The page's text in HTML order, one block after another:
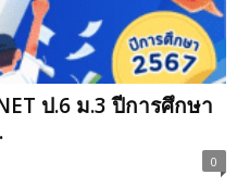
ป.6 ม.3 ปีการศึกษา
0